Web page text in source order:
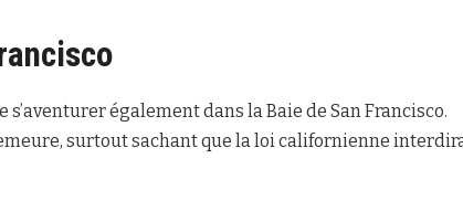
également dans la Baie de San Francisco.
surtout sachant que la loi californienne